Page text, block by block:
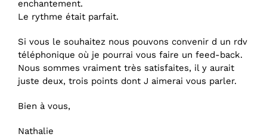
enchantement.
Le rythme était parfait.
Si vous le souhaitez nous pouvons convenir d un rdv
téléphonique où je pourrai vous faire un feed-back.
Nous sommes vraiment très satisfaites, il y aurait
juste deux, trois points dont J aimerai vous parler.
Bien à vous,
Nathalie